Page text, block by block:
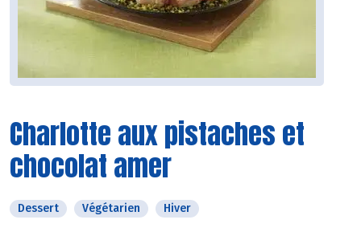
Charlotte aux pistaches et
chocolat amer
Dessert Végétarien Hiver